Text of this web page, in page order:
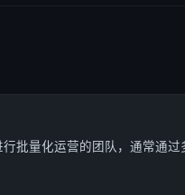
批量化运营的团队，通常通